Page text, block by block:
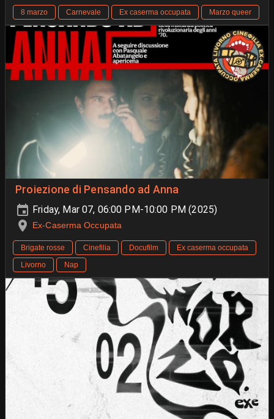
8 marzo Carnevale Ex caserma occupata Marzo queer
Proiezione di Pensando ad Anna
Friday, Mar 07, 06:00 PM-10:00 PM (2025)
Ex-Caserma Occupata
Brigate rosse Cinefilia Docufilm
Ex caserma occupata
Livorno
Nap